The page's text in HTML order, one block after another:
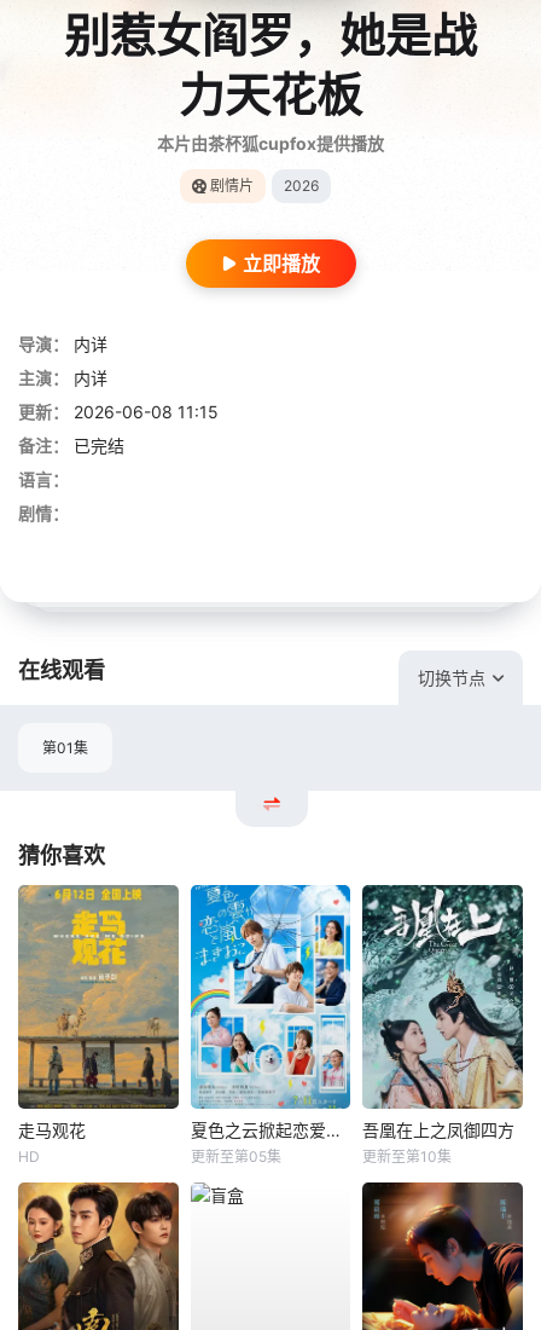
别惹女阎罗，她是战
力天花板
本片由茶杯狐cupfox提供播放
剧情片 2026
立即播放
导演：
内详
主演：
内详
更新：
2026-06-08 11:15
备注：
已完结
语言：
剧情：
在线观看 切换节点
第01集
猜你喜欢
走马观花
HD
夏色之云掀起恋爱与风暴
更新至第05集
吾凰在上之凤御四方
更新至第10集